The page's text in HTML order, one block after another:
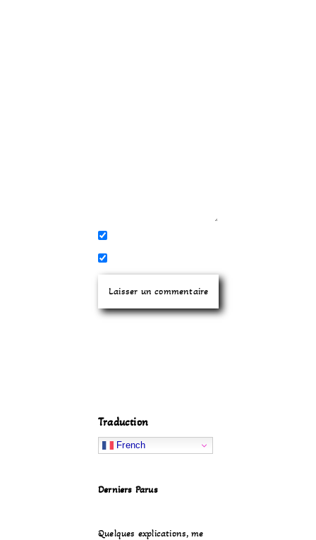
Traduction
French
Derniers Parus
Quelques explications, me